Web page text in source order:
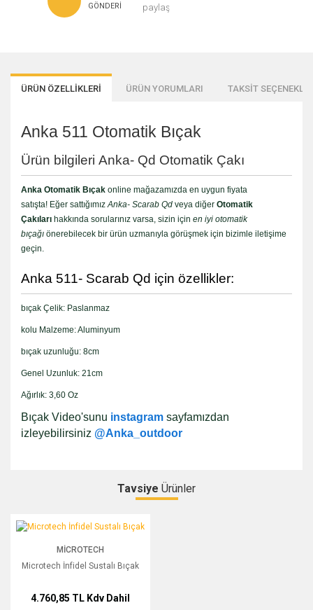
GÖNDERI
paylaş
ÜRÜN ÖZELLİKLERİ ÜRÜN YORUMLARI TAKSİT
Anka 511 Otomatik Bıçak
Ürün bilgileri Anka- Qd Otomatik Çakı
Anka Otomatik Bıçak online mağazamızda en uygun fiyata
satışta! Eğer sattığımızAnka- Scarab Qd veya diğer Otomatik
Çakıları hakkında sorularınız varsa, sizin için en iyi otomatik
bıçağı önerebilecek bir ürün uzmanıyla görüşmek için bizimle iletişime
geçin.
Anka 511- Scarab Qd için özellikler:
bıçak Çelik: Paslanmaz
kolu Malzeme: Aluminyum
bıçak uzunluğu: 8cm
Genel Uzunluk: 21cm
Ağırlık: 3,60 Oz
Bıçak Video'sunu instagram sayfamızdan
izleyebilirsiniz @Anka_outdoor
Yorum Yaz
Tavsiye Ürünler
Microtech İnfidel Sustalı Bıçak
MICROTECH
Microtech İnfidel Sustalı Bıçak
4.760,85 TL Kdv Dahil